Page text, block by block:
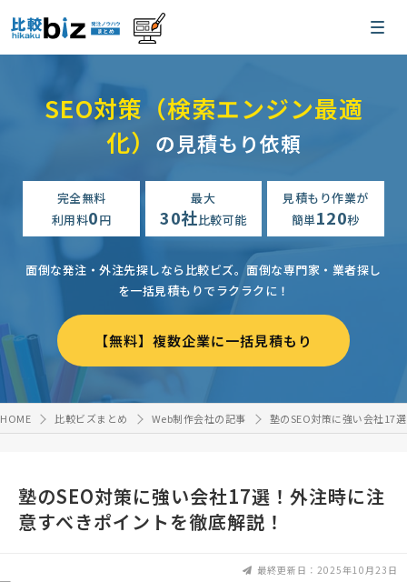
SEO対策（検索エンジン最適
化） の見積もり依頼
完全無料
利用料0円
最大
30社比較可能
見積もり作業が
簡単120秒
面倒な発注・外注先探しなら比較ビズ。 面倒な専門家・業者探し
を一括見積もりでラクラクに！
【無料】複数企業に一括見積もり
HOME 比較ビズまとめ Web制作会社の記事 塾のSEO対策に強い会社17
塾のSEO対策に強い会社17選！外注時に注
意すべきポイントを徹底解説！
最終更新日：2025年10月23日